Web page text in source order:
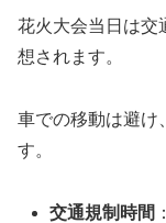
花火大会当日は交
想されます。
車での移動は避け
す。
交通規制時間